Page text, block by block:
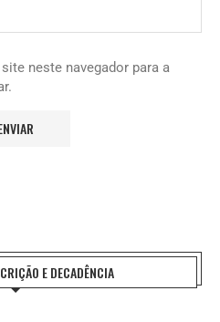
neste navegador para a
E DECADÊNCIA